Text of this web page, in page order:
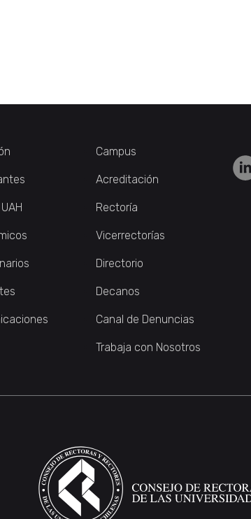
Campus
Acreditación
Rectoría
Vicerrectorías
Directorio
Decanos
Canal de Denuncias
Trabaja con Nosotros